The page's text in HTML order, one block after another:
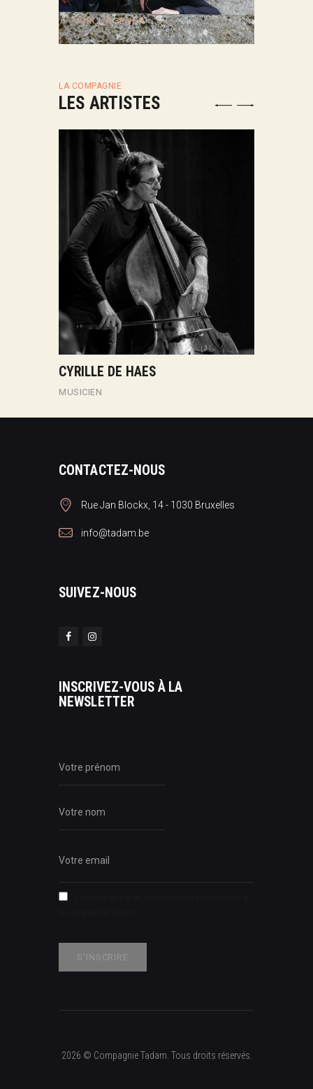
VOIR L'AGENDA
LA COMPAGNIE
LES ARTISTES
CYRILLE DE HAES
MUSICIEN
CONTACTEZ-NOUS
Rue Jan Blockx, 14 - 1030 Bruxelles
info@tadam.be
SUIVEZ-NOUS
INSCRIVEZ-VOUS À LA
NEWSLETTER
2026 © Compagnie Tadam. Tous droits réservés.